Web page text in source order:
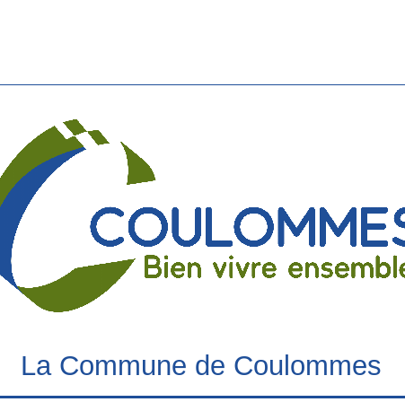
La Commune de Coulommes